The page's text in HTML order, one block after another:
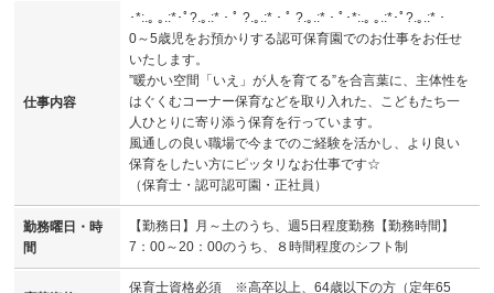
仕事内容
･*:.｡ ｡.:*･ﾟ?.｡.:*・ﾟ ?.｡.:*・ﾟ ?.｡.:*・ﾟ･*:.｡ ｡.:*･ﾟ?.｡.:*・
0～5歳児をお預かりする認可保育園でのお仕事をお任せ
いたします。
”暖かい空間「いえ」が人を育てる”を合言葉に、主体性を
はぐくむコーナー保育などを取り入れた、こどもたち一
人ひとりに寄り添う保育を行っています。
風通しの良い職場で今までのご経験を活かし、より良い
保育をしたい方にピッタリなお仕事です☆
（保育士・認可認可園・正社員）
勤務曜日・時
間
【勤務日】月～土のうち、週5日程度勤務【勤務時間】
7：00～20：00のうち、８時間程度のシフト制
保育士資格必須 ※高卒以上、64歳以下の方（定年65